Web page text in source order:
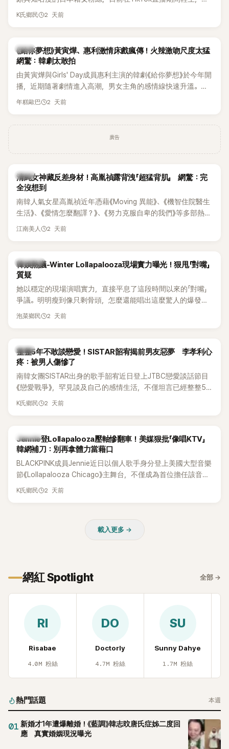
終不幸身亡，消息曝光後震驚韓網，也讓不少粉絲湧入社群平
K氏鄉民 2 天前
韓劇
《給你夢想》黃寅燁、惠利激情床戲瘋傳！火辣激吻尺度太猛
網驚：韓劇太敢拍
由黃寅燁與Girls' Day成員惠利主演的韓劇《給你夢想》於今年開
播，近期隨著劇情進入高潮，男女主角的感情線快速升溫。最
新播出的第8集不僅上演火辣吻戲，更接連出現床戲橋段，讓
年糕歐巴 2 天前
廣告
韓星
清純女神藏反差身材！高胤禎露背洩「超猛背肌」 網驚：完
全沒想到
南韓人氣女星高胤禎近年憑藉《Moving 異能》、《機智住院醫生
生活》、《愛情怎麼翻譯？》、《努力克服自卑的我們》等多部熱門
作品，躍升為韓劇新一代女神代表，不僅演技備受肯定，精緻
細身材下的超狂背肌與肩膀線條，反差感十足，讓不少網友看
傻直呼：「原來她身材這麼猛！」
江南美人 2 天前
熱議討論
韓娛熱議-Winter Lollapalooza現場實力曝光！狠甩「對嘴」
質疑
她以穩定的現場演唱實力，直接平息了這段時間以來的「對嘴」
爭議。明明瘦到像只剩骨頭，怎麼還能唱出這麼驚人的爆發力
和音量？
泡菜鄉民 2 天前
韓星
整整5年不敢談戀愛！SISTAR韶宥揭前男友惡夢 李孝利心
疼：被男人傷慘了
南韓女團SISTAR出身的歌手韶宥近日登上JTBC戀愛談話節目
《戀愛戰爭》，罕見談及自己的感情生活，不僅坦言已經整整5
年沒有談戀愛，更首度透露空窗至今的原因，全與上一段戀情
K氏鄉民 2 天前
K-POP
Jennie登Lollapalooza壓軸慘翻車！美媒狠批「像唱KTV」
韓網補刀：別再拿體力當藉口
BLACKPINK成員Jennie近日以個人歌手身分登上美國大型音樂
節《Lollapalooza Chicago》主舞台，不僅成為首位擔任該音樂
節Headliner（壓軸主秀）的K-POP女SOLO歌手，寫下全新紀
K氏鄉民 2 天前
載入更多 →
網紅 Spotlight 全部 →
RI
Risabae
4.0M 粉絲
DO
Doctorly
4.7M 粉絲
SU
Sunny Dahye
1.7M 粉絲
熱門話題 本週
01 新婚才1年遭爆離婚！《藍調》韓志旼唐氏症姊二度回
應 真實婚姻現況曝光